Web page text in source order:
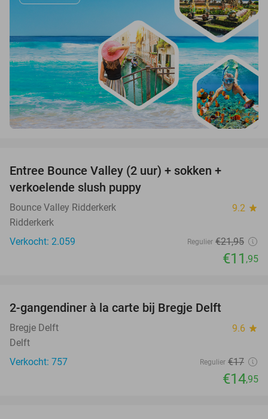
Entree Bounce Valley (2 uur) + sokken +
verkoelende slush puppy
Bounce Valley Ridderkerk 9.2 star
Ridderkerk
Verkocht: 2.059
Regulier €21,95
€11 ,95
2-gangendiner à la carte bij Bregje Delft
Bregje Delft 9.6 star
Delft
Verkocht: 757
Regulier €17
€14,95